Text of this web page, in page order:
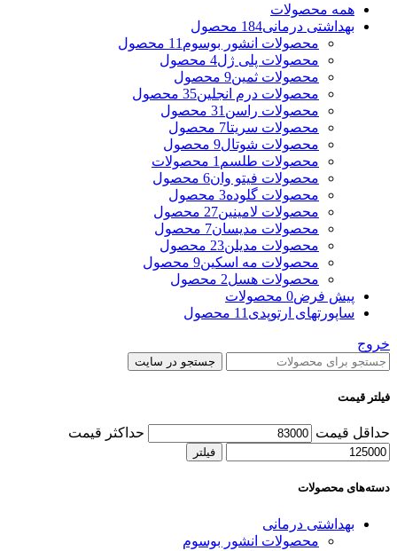
همه محصولات
بهداشتی درمانی184 محصول
محصولات انشور بوسوم 11 محصول
محصولات پلی ژل4 محصول
محصولات ثمین9 محصول
محصولات درم انجلین35 محصول
محصولات راسن 31 محصول
محصولات سریتا7 محصول
محصولات شوتال9 محصول
محصولات طلسم 1 محصولات
محصولات فیتو وان6 محصول
محصولات گلوده3 محصول
محصولات لامینین27 محصول
محصولات مدیسان7 محصول
محصولات مدیلن23 محصول
محصولات مه اسکین9 محصول
محصولات هسل2 محصول
پیش فرض0 محصولات
ساپورتهای ارتوپدی 11 محصول
خروج
جستجو در سایت
فیلتر قیمت
حداقل قیمت حداکثر قیمت
فیلتر
دسته‌های محصولات
بهداشتی درمانی
محصولات انشور بوسوم